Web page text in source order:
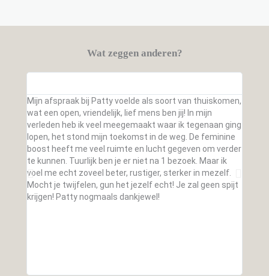
Wat zeggen anderen?
Mijn afspraak bij Patty voelde als soort van thuiskomen,
wat een open, vriendelijk, lief mens ben jij! In mijn
verleden heb ik veel meegemaakt waar ik tegenaan ging
lopen, het stond mijn toekomst in de weg. De feminine
boost heeft me veel ruimte en lucht gegeven om verder
te kunnen. Tuurlijk ben je er niet na 1 bezoek. Maar ik
voel me echt zoveel beter, rustiger, sterker in mezelf.
Mocht je twijfelen, gun het jezelf echt! Je zal geen spijt
krijgen! Patty nogmaals dankjewel!